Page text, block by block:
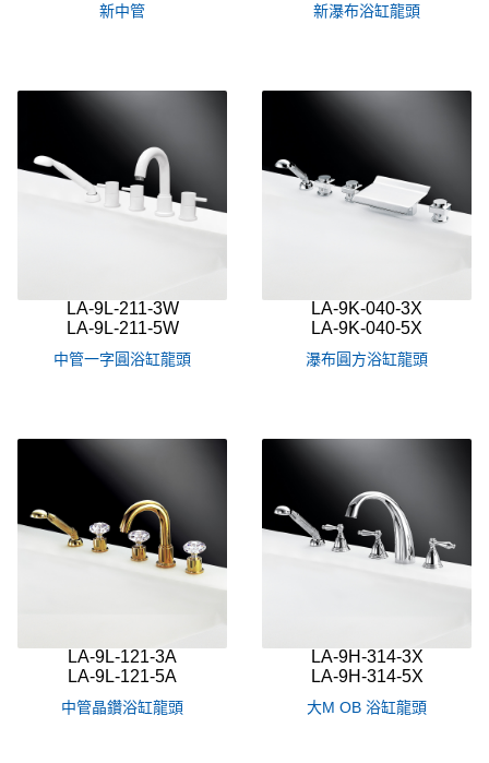
新中管 新瀑布浴缸龍頭
LA-9L-211-3W
LA-9L-211-5W
中管一字圓浴缸龍頭
LA-9K-040-3X
LA-9K-040-5X
瀑布圓方浴缸龍頭
LA-9L-121-3A
LA-9L-121-5A
中管晶鑽浴缸龍頭
LA-9H-314-3X
LA-9H-314-5X
大M OB 浴缸龍頭